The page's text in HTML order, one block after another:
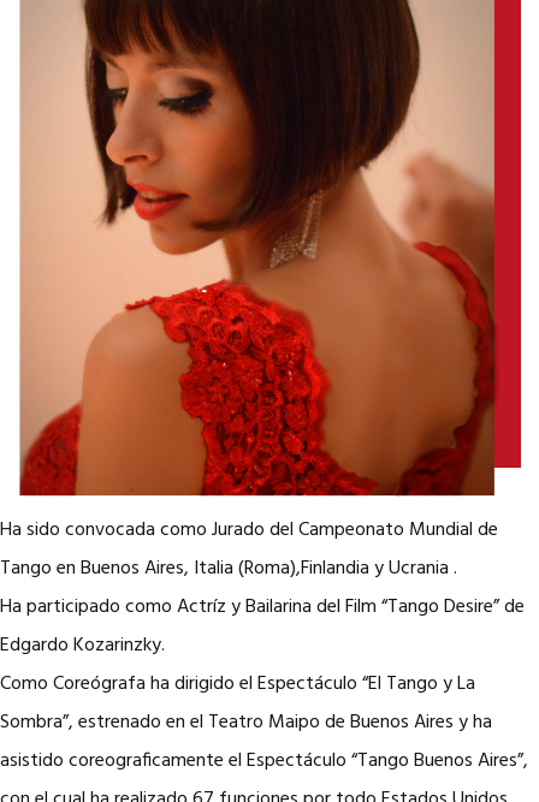
Ha sido convocada como Jurado del Campeonato Mundial de
Tango en Buenos Aires, Italia (Roma),Finlandia y Ucrania .
Ha participado como Actríz y Bailarina del Film “Tango Desire” de
Edgardo Kozarinzky.
Como Coreógrafa ha dirigido el Espectáculo “El Tango y La
Sombra”, estrenado en el Teatro Maipo de Buenos Aires y ha
asistido coreograficamente el Espectáculo “Tango Buenos Aires”,